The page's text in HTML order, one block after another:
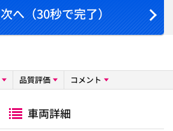
次へ（30秒で完了）
品質評価 コメント
車両詳細